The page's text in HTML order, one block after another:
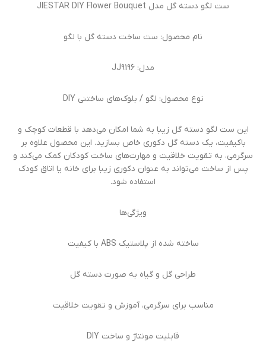
ست لگو دسته گل مدل JIESTAR DIY Flower Bouquet
نام محصول: ست ساخت دسته گل با لگو
مدل: JJ9196
نوع محصول: لگو / بلوک‌های ساختنی DIY
این ست لگو دسته گل زیبا به شما امکان می‌دهد با قطعات کوچک و
باکیفیت، یک دسته گل دکوری خاص بسازید. این محصول علاوه بر
سرگرمی، به تقویت خلاقیت و مهارت‌های ساخت کودکان کمک می‌کند و
پس از ساخت می‌تواند به عنوان دکوری زیبا برای خانه یا اتاق کودک
استفاده شود.
ویژگی‌ها
ساخته شده از پلاستیک ABS با کیفیت
طراحی گل و گیاه به صورت دسته گل
مناسب برای سرگرمی، آموزش و تقویت خلاقیت
قابلیت مونتاژ و ساخت DIY